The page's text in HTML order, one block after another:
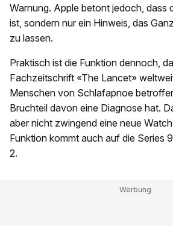
Warnung. Apple betont jedoch, dass
ist, sondern nur ein Hinweis, das
zu lassen.
Praktisch ist die Funktion dennoch,
Fachzeitschrift «The Lancet»
Menschen von Schlafapnoe
Bruchteil davon eine Diagnose hat.
aber nicht zwingend eine neue
Funktion kommt auch auf die Series
2.